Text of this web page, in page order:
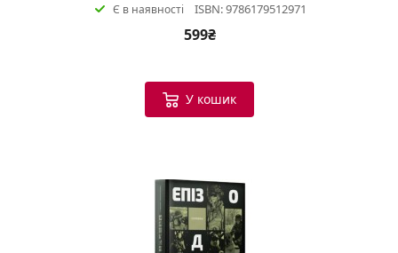
Є в наявності ISBN: 9786179512971
599₴
У кошик